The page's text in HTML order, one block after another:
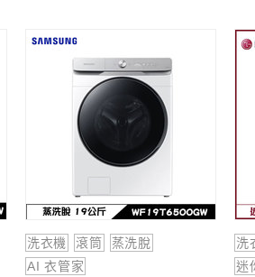
洗衣機 滾筒
蒸洗脫
AI 衣管家
洗
迷